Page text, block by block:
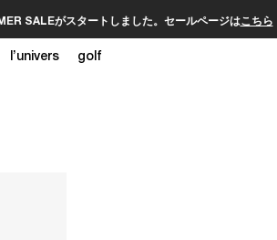
がスタートしました。セールページはこちら
l’univers golf